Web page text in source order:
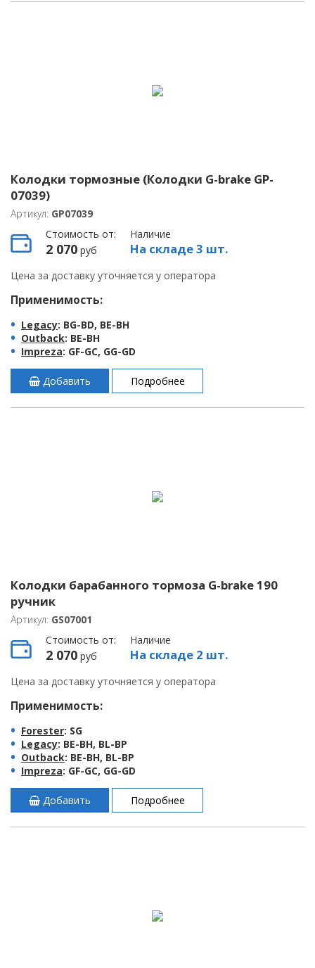
Колодки тормозные (Колодки G-brake GP-
07039)
Артикул: GP07039
Стоимость от:
2 070 руб
Наличие
На складе 3 шт.
Цена за доставку уточняется у оператора
Применимость:
Legacy: BG-BD, BE-BH
Outback: BE-BH
Impreza: GF-GC, GG-GD
Добавить Подробнее
Колодки барабанного тормоза G-brake 190
ручник
Артикул: GS07001
Стоимость от:
2 070 руб
Наличие
На складе 2 шт.
Цена за доставку уточняется у оператора
Применимость:
Forester: SG
Legacy: BE-BH, BL-BP
Outback: BE-BH, BL-BP
Impreza: GF-GC, GG-GD
Добавить Подробнее